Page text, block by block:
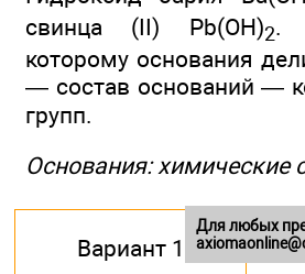
свинца (II) Рb(ОН)2.
которому основания
— состав оснований —
групп.
Основания: химические
Вариант 1
Для любых